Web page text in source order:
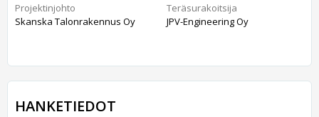
Projektinjohto
Skanska Talonrakennus Oy
Teräsurakoitsija
JPV-Engineering Oy
HANKETIEDOT